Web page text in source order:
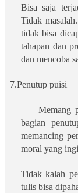
Bisa saja
Tidak
tidak bisa
tahapan dan
dan mencoba
7.Penutup puisi
Memang
bagian
memancing
moral yang
Tidak kalah
tulis bisa